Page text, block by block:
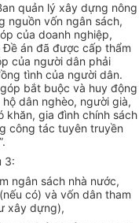
quản lý xây dựng nông
nguồn vốn ngân sách,
của doanh nghiệp,
án đã được cấp thẩm
của người dân phải
tình của người dân.
bắt buộc và huy động
dân nghèo, người già,
khăn, gia đình chính sách
công tác tuyên truyền
3:
ngân sách nhà nước,
có) và vốn dân tham
xây dựng),